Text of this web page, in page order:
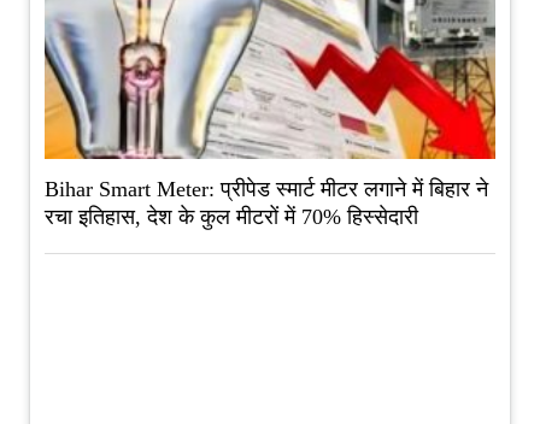
Bihar Smart Meter: प्रीपेड स्मार्ट मीटर लगाने में बिहार ने
रचा इतिहास, देश के कुल मीटरों में 70% हिस्सेदारी